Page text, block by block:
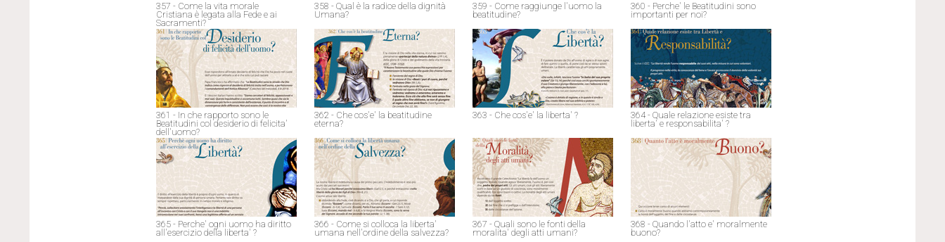
357 - Come la vita morale
Cristiana è legata alla Fede e ai
Sacramenti?
358 - Qual è la radice della dignità
Umana?
359 - Come raggiunge l'uomo la
beatitudine?
360 - Perche' le Beatitudini sono
importanti per noi?
361 - In che rapporto sono le
Beatitudini col desiderio di felicita'
dell'uomo?
362 - Che cos'e' la beatitudine
eterna?
363 - Che cos'e' la liberta' ?
364 - Quale relazione esiste tra
liberta' e responsabilita' ?
365 - Perche' ogni uomo ha diritto
all'esercizio della liberta' ?
366 - Come si colloca la liberta'
umana nell'ordine della salvezza?
367 - Quali sono le fonti della
moralita' degli atti umani?
368 - Quando l'atto e' moralmente
buono?